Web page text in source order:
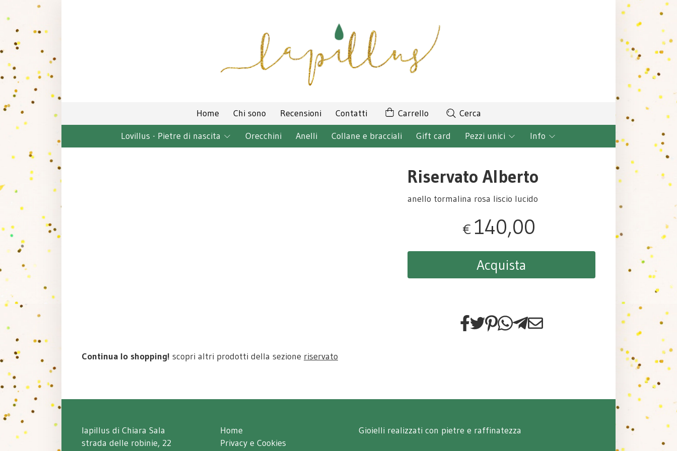
Home Chi sono Recensioni Contatti Carrello Cerca
Lovillus - Pietre di nascita Orecchini Anelli Collane e bracciali Gift card Pezzi unici Info
Riservato Alberto
anello tormalina rosa liscio lucido
€ 140,00
Acquista
Continua lo shopping! scopri altri prodotti della sezione riservato
lapillus di Chiara Sala
strada delle robinie, 22
Home
Privacy e Cookies
Gioielli realizzati con pietre e raffinatezza